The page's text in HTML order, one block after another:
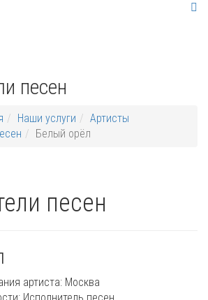
песен
Наши услуги
Артисты
Белый орёл
песен
артиста: Москва